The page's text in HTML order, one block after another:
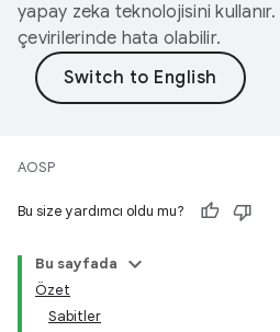
yapay zeka teknolojisini
çevirilerinde hata olabilir.
AOSP
Bu size yardımcı oldu mu?
Bu sayfada
Özet
Sabitler